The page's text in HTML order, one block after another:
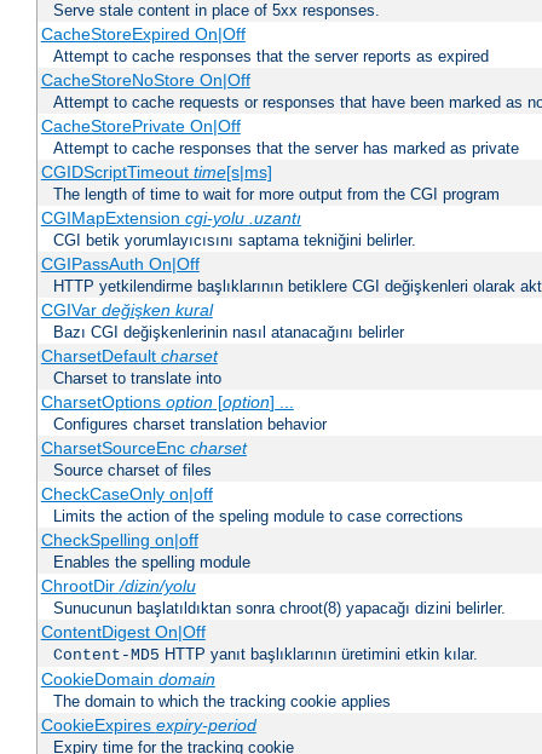
Serve stale content in place of 5xx responses.
CacheStoreExpired On|Off
Attempt to cache responses that the server reports as expired
CacheStoreNoStore On|Off
Attempt to cache requests or responses that have been marked as
CacheStorePrivate On|Off
Attempt to cache responses that the server has marked as private
CGIDScriptTimeout time[s|ms]
The length of time to wait for more output from the CGI program
CGIMapExtension cgi-yolu .uzantı
CGI betik yorumlayıcısını saptama tekniğini belirler.
CGIPassAuth On|Off
HTTP yetkilendirme başlıklarının betiklere CGI değişkenleri olarak
CGIVar değişken kural
Bazı CGI değişkenlerinin nasıl atanacağını belirler
CharsetDefault charset
Charset to translate into
CharsetOptions option[option] ...
Configures charset translation behavior
CharsetSourceEnc charset
Source charset of files
CheckCaseOnly on|off
Limits the action of the speling module to case corrections
CheckSpelling on|off
Enables the spelling module
ChrootDir/dizin/yolu
Sunucunun başlatıldıktan sonra chroot(8) yapacağı dizini belirler.
ContentDigest On|Off
Content-MD5 HTTP yanıt başlıklarının üretimini etkin kılar.
CookieDomain domain
The domain to which the tracking cookie applies
CookieExpires expiry-period
Expiry time for the tracking cookie